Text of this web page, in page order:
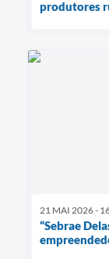
produtores
21 MAI 2026 -
“Sebrae